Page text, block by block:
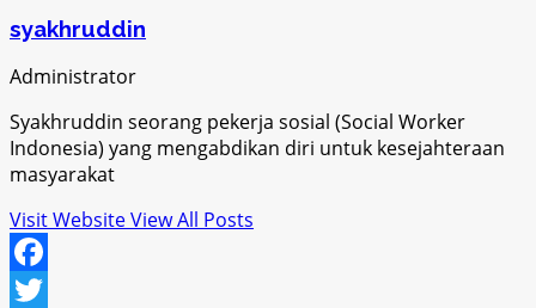
syakhruddin
Administrator
Syakhruddin seorang pekerja sosial (Social Worker
Indonesia) yang mengabdikan diri untuk kesejahteraan
masyarakat
Visit WebsiteView All Posts
Facebook